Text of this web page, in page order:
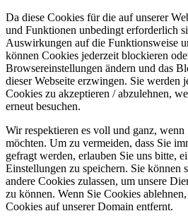
Da diese Cookies für die auf unserer
und Funktionen unbedingt erforderlich
Auswirkungen auf die Funktionsweise
können Cookies jederzeit blockieren
Browsereinstellungen ändern und das
dieser Webseite erzwingen. Sie werden
Cookies zu akzeptieren / abzulehnen,
erneut besuchen.
Wir respektieren es voll und ganz, wenn
möchten. Um zu vermeiden, dass Sie
gefragt werden, erlauben Sie uns bitte,
Einstellungen zu speichern. Sie können
andere Cookies zulassen, um unsere
zu können. Wenn Sie Cookies
Cookies auf unserer Domain entfernt.